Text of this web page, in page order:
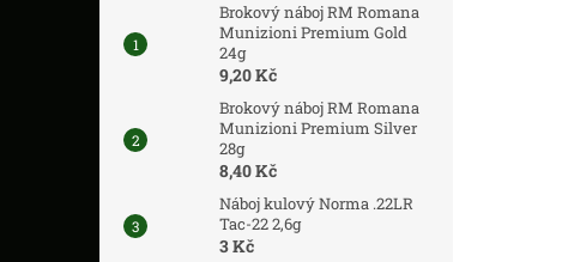
Brokový náboj RM Romana
Munizioni Premium Gold
24g
9,20 Kč
Brokový náboj RM Romana
Munizioni Premium Silver
28g
8,40 Kč
Náboj kulový Norma .22LR
Tac-22 2,6g
3 Kč